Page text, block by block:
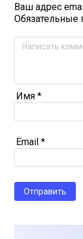
Ваш адрес
Обязательные
Имя *
Email *